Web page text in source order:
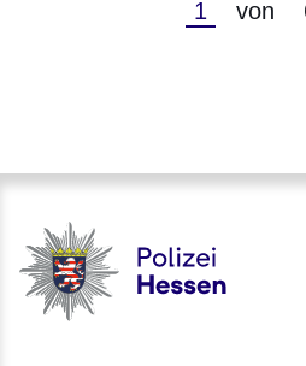
Aktuelle
1 von
Polizei - Polizei.hessen.de